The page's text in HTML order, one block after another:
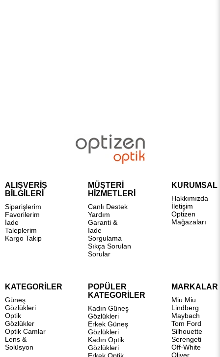
ALIŞVERİŞ
BİLGİLERİ
Siparişlerim
Favorilerim
İade
Taleplerim
Kargo Takip
MÜŞTERİ
HİZMETLERİ
Canlı Destek
Yardım
Garanti &
İade
Sorgulama
Sıkça Sorulan
Sorular
KURUMSAL
Hakkımızda
İletişim
Optizen
Mağazaları
KATEGORİLER
Güneş
Gözlükleri
Optik
Gözlükler
Optik Camlar
Lens &
Solüsyon
POPÜLER
KATEGORİLER
Kadın Güneş
Gözlükleri
Erkek Güneş
Gözlükleri
Kadın Optik
Gözlükleri
MARKALAR
Miu Miu
Lindberg
Maybach
Tom Ford
Silhouette
Serengeti
Off-White
Oliver